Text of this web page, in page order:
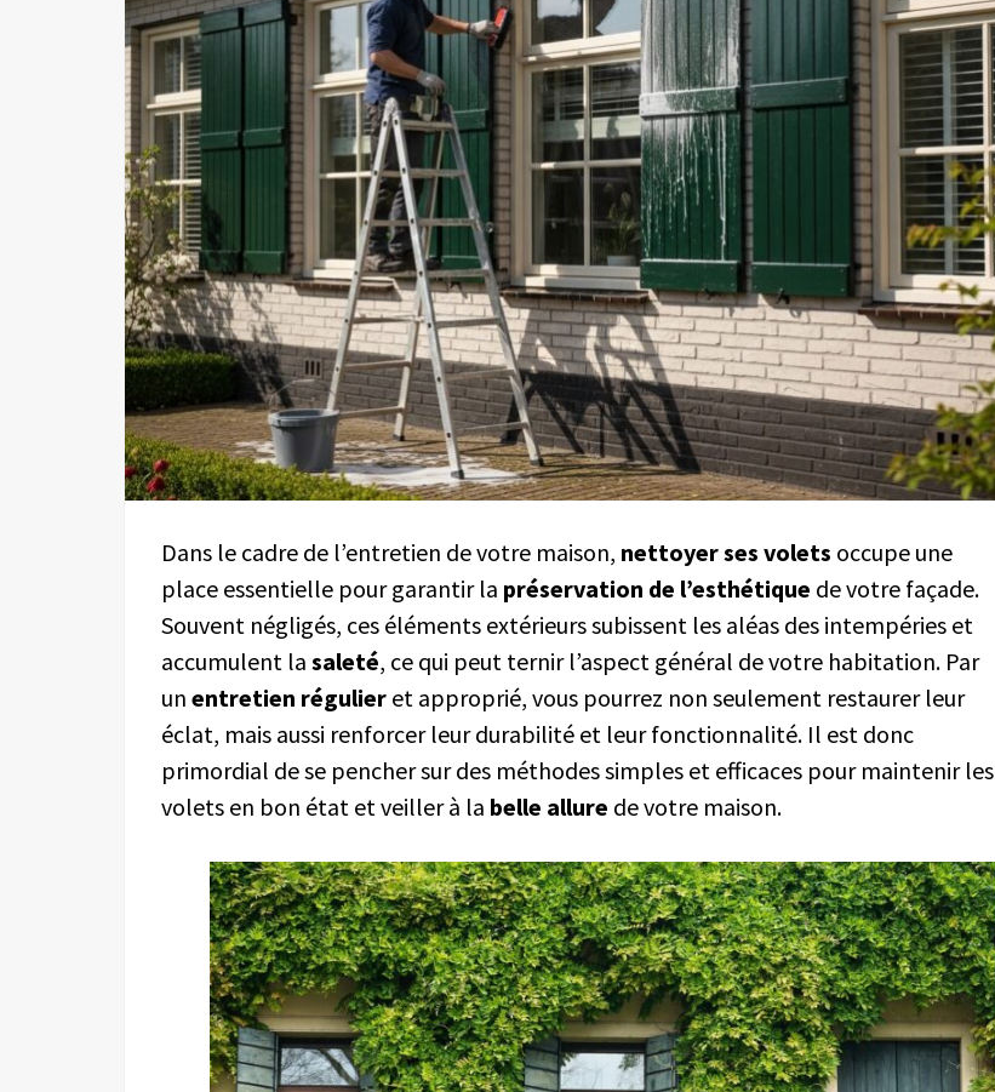
Dans le cadre de l’entretien de votre maison, nettoyer ses volets occupe une
place essentielle pour garantir la préservation de l’esthétique de votre façade.
Souvent négligés, ces éléments extérieurs subissent les aléas des intempéries et
accumulent la saleté, ce qui peut ternir l’aspect général de votre habitation. Par
un entretien régulier et approprié, vous pourrez non seulement restaurer leur
éclat, mais aussi renforcer leur durabilité et leur fonctionnalité. Il est donc
primordial de se pencher sur des méthodes simples et efficaces pour maintenir les
volets en bon état et veiller à la belle allure de votre maison.